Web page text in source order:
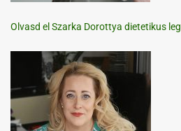
Olvasd el Szarka Dorottya dietetikus